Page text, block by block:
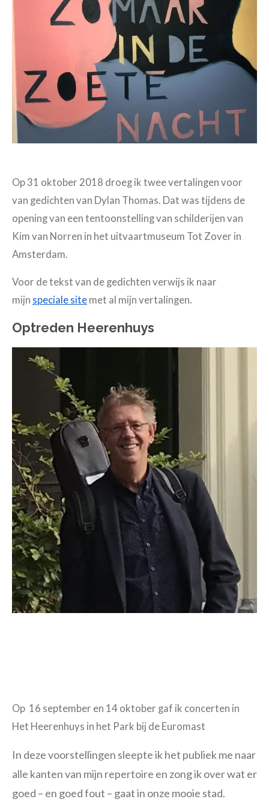
Op 31 oktober 2018 droeg ik twee vertalingen voor
van gedichten van Dylan Thomas. Dat was tijdens de
opening van een tentoonstelling van schilderijen van
Kim van Norren in het uitvaartmuseum Tot Zover in
Amsterdam.
Voor de tekst van de gedichten verwijs ik naar
mijn speciale site met al mijn vertalingen.
Optreden Heerenhuys
Op 16 september en 14 oktober gaf ik concerten in
Het Heerenhuys in het Park bij de Euromast
In deze voorstellingen sleepte ik het publiek me naar
alle kanten van mijn repertoire en zong ik over wat er
goed – en goed fout – gaat in onze mooie stad.